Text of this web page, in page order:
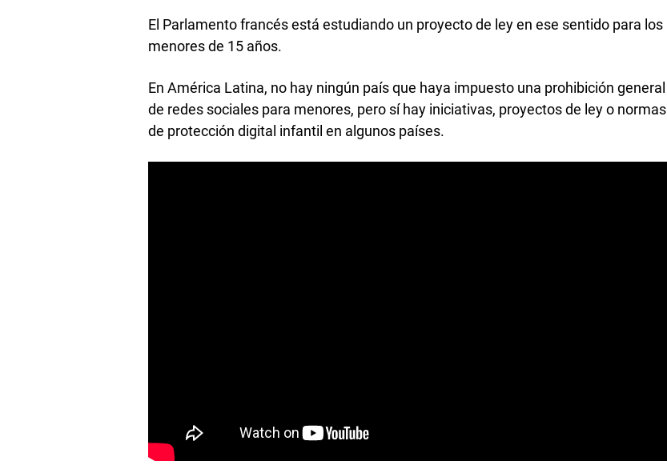
El Parlamento francés está estudiando un proyecto de ley en ese sentido para los
menores de 15 años.
En América Latina, no hay ningún país que haya impuesto una prohibición general
de redes sociales para menores, pero sí hay iniciativas, proyectos de ley o normas
de protección digital infantil en algunos países.